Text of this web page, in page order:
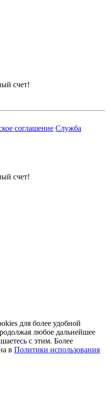
счет!
соглашение Служба
счет!
для более удобной
любое дальнейшее
с этим. Более
в Политики использования